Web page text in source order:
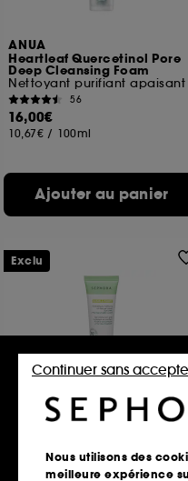
ANUA
Heartleaf Quercetinol Pore
Deep Cleansing Foam
Nettoyant purifiant apaisant
56
16,00€
10,67€ / 100ml
Ajouter au panier
SEPHORA COLLECTION
Gel-Crème Non Gras
405
Exclu
Nous utilisons des
meilleure expérience
Continuer sans